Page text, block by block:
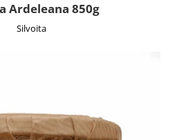
MIERE
Ardeleana 850g
Silvoita